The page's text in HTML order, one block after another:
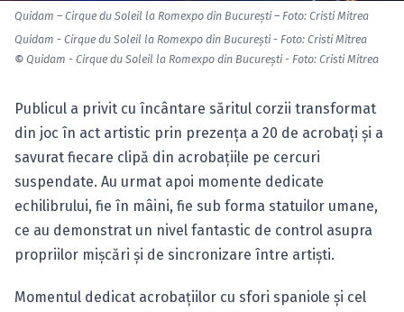
Quidam – Cirque du Soleil la Romexpo din Bucureşti – Foto: Cristi Mitrea
Quidam - Cirque du Soleil la Romexpo din Bucureşti - Foto: Cristi Mitrea
© Quidam - Cirque du Soleil la Romexpo din Bucureşti - Foto: Cristi Mitrea
Publicul a privit cu încântare săritul corzii transformat
din joc în act artistic prin prezenţa a 20 de acrobaţi şi a
savurat fiecare clipă din acrobaţiile pe cercuri
suspendate. Au urmat apoi momente dedicate
echilibrului, fie în mâini, fie sub forma statuilor umane,
ce au demonstrat un nivel fantastic de control asupra
propriilor mişcări şi de sincronizare între artişti.
Momentul dedicat acrobaţiilor cu sfori spaniole şi cel